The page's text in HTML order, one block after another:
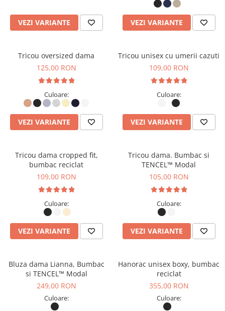
VEZI VARIANTE VEZI VARIANTE
Tricou oversized dama
125,00 RON
Culoare:
VEZI VARIANTE
Tricou unisex cu umerii cazuti
109,00 RON
Culoare:
VEZI VARIANTE
Tricou dama cropped fit,
bumbac reciclat
109,00 RON
Culoare:
VEZI VARIANTE
Tricou dama. Bumbac si
TENCEL™ Modal
105,00 RON
Culoare:
VEZI VARIANTE
Bluza dama Lianna, Bumbac
si TENCEL™ Modal
249,00 RON
Culoare:
Hanorac unisex boxy, bumbac
reciclat
355,00 RON
Culoare: